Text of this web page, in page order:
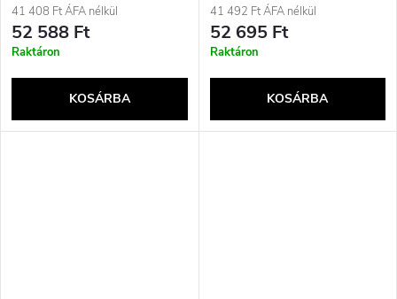
a konektorem TRRS 3,5 mm
41 408 Ft ÁFA nélkül
52 588 Ft
Raktáron
KOSÁRBA
41 492 Ft ÁFA nélkül
52 695 Ft
Raktáron
KOSÁRBA